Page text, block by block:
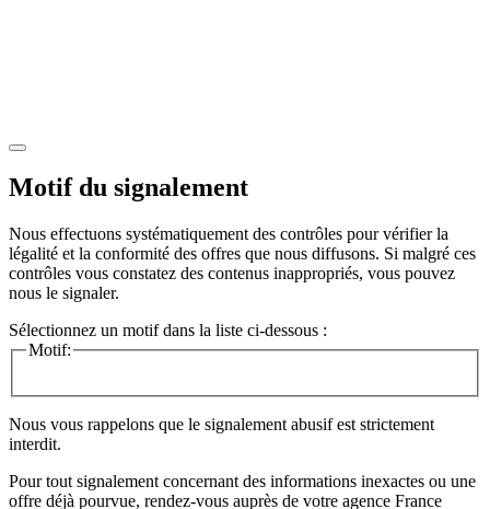
Motif du signalement
Nous effectuons systématiquement des contrôles pour vérifier la
légalité et la conformité des offres que nous diffusons. Si malgré ces
contrôles vous constatez des contenus inappropriés, vous pouvez
nous le signaler.
Sélectionnez un motif dans la liste ci-dessous :
Motif:
Nous vous rappelons que le signalement abusif est strictement
interdit.
Pour tout signalement concernant des informations inexactes ou une
offre déjà pourvue, rendez-vous auprès de votre agence France